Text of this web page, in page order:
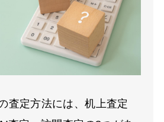
査定方法には、机上査定